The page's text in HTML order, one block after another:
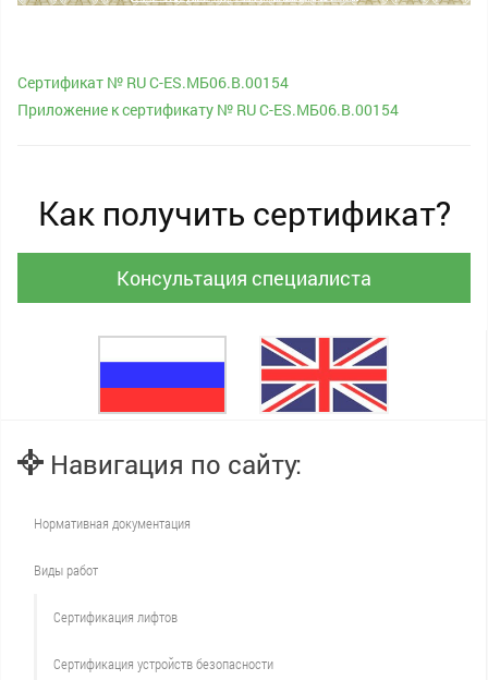
Сертификат № RU С-ES.МБ06.B.00154
Приложение к сертификату № RU С-ES.МБ06.B.00154
Как получить сертификат?
Консультация специалиста
Навигация по сайту:
Нормативная документация
Виды работ
Сертификация лифтов
Сертификация устройств безопасности